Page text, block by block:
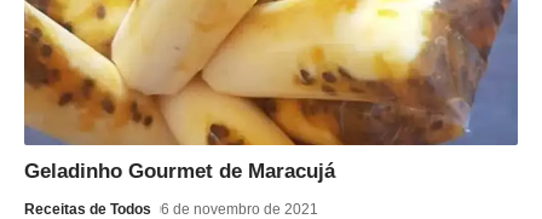
Geladinho Gourmet de Maracujá
Receitas de Todos 6 de novembro de 2021